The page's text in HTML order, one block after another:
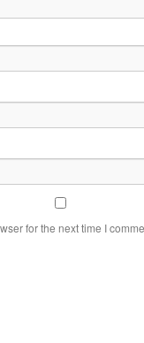
for the next time I